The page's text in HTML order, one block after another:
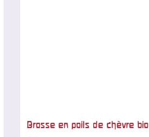
Brosse en poils de chèvre bio